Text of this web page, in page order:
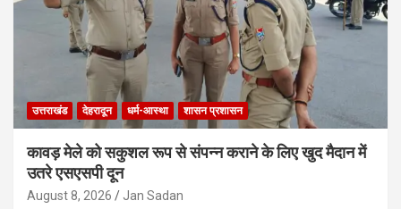
उत्तराखंड देहरादून धर्म-आस्था शासन प्रशासन
कावड़ मेले को सकुशल रूप से संपन्न कराने के लिए खुद मैदान में
उतरे एसएसपी दून
August 8, 2026 Jan Sadan